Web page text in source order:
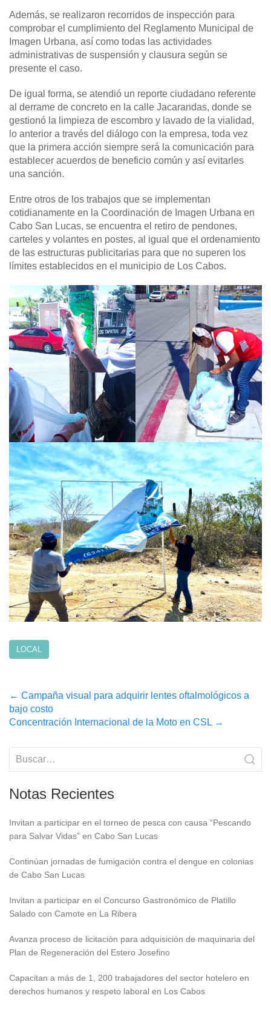
Además, se realizaron recorridos de inspección para
comprobar el cumplimiento del Reglamento Municipal de
Imagen Urbana, así como todas las actividades
administrativas de suspensión y clausura según se
presente el caso.
De igual forma, se atendió un reporte ciudadano referente
al derrame de concreto en la calle Jacarandas, donde se
gestionó la limpieza de escombro y lavado de la vialidad,
lo anterior a través del diálogo con la empresa, toda vez
que la primera acción siempre será la comunicación para
establecer acuerdos de beneficio común y así evitarles
una sanción.
Entre otros de los trabajos que se implementan
cotidianamente en la Coordinación de Imagen Urbana en
Cabo San Lucas, se encuentra el retiro de pendones,
carteles y volantes en postes, al igual que el ordenamiento
de las estructuras publicitarias para que no superen los
límites establecidos en el municipio de Los Cabos.
LOCAL
Post
navigation
← Campaña visual para adquirir lentes oftalmológicos a
bajo costo
Concentración Internacional de la Moto en CSL →
Notas Recientes
Invitan a participar en el torneo de pesca con causa “Pescando
para Salvar Vidas” en Cabo San Lucas
Continúan jornadas de fumigación contra el dengue en colonias
de Cabo San Lucas
Invitan a participar en el Concurso Gastronómico de Platillo
Salado con Camote en La Ribera
Avanza proceso de licitación para adquisición de maquinaria del
Plan de Regeneración del Estero Josefino
Capacitan a más de 1, 200 trabajadores del sector hotelero en
derechos humanos y respeto laboral en Los Cabos